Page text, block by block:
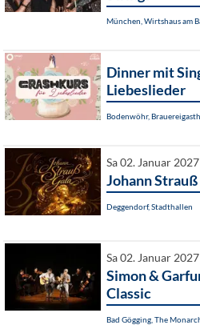
München, Wirtshaus am
Dinner mit
Liebeslieder
Bodenwöhr,
Sa 02. Januar
Johann Strauß
Deggendorf, Stadthallen
Sa 02. Januar
Simon &
Classic
Bad Gögging, The